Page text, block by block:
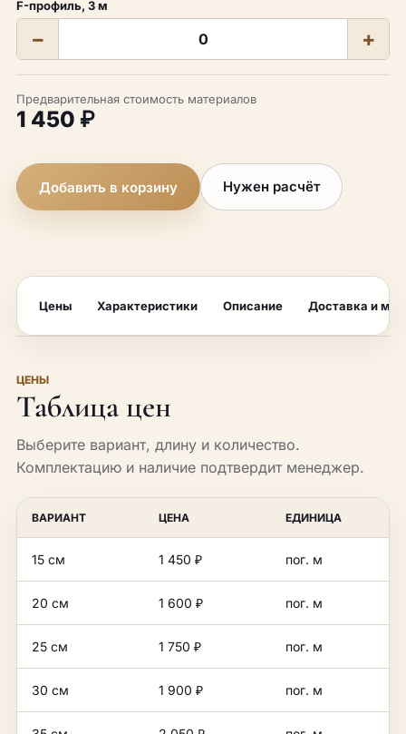
F-профиль, 3 м
− +
Предварительная стоимость материалов
1 450 ₽
Добавить в корзину Нужен расчёт
Цены Характеристики Описание Доставка и
ЦЕНЫ
Таблица цен
Выберите вариант, длину и количество.
Комплектацию и наличие подтвердит менеджер.
ВАРИАНТ ЦЕНА ЕДИНИЦА
15 см 1 450 ₽ пог. м
20 см 1 600 ₽ пог. м
25 см 1 750 ₽ пог. м
30 см 1 900 ₽ пог. м